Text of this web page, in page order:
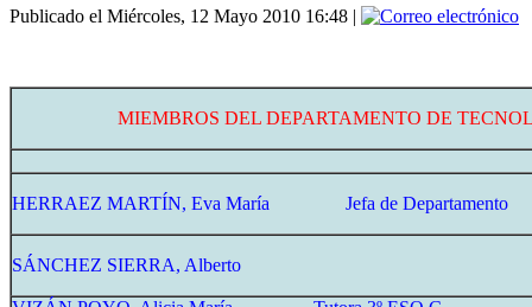
Publicado el Miércoles, 12 Mayo 2010 16:48 |
MIEMBROS DEL DEPARTAMENTO DE
HERRAEZ MARTÍN, Eva María Jefa de Departamento
SÁNCHEZ SIERRA, Alberto